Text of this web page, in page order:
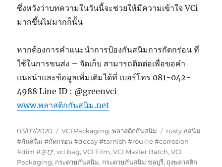
ซึ่งหวังว่าบทความในวันนี้จะช่วยให้มีความเข้าใจ VCi
มากขึ้นไม่มากก็นั้น
หากต้องการคำแนะนำการป้องกันสนิมการกัดกร่อน ที่
ใช้ในการขนส่ง – จัดเก็บ สามารถติดต่อเพื่อขอคำ
แนะนำและข้อมูลเพิ่มเติมได้ที่ เบอร์โทร 081-042-
4988 Line ID : @greenvci
www.พลาสติกกันสนิม.net
Posted
on
03/07/2020 Categories
VCI Packaging,พลาสติกกันสนิม Tags
rusty #สนิม
#กันสนิม #กัดกร่อน #decay #tarnish #rouille #corrosion
#dim #さび,vci bag,VCI Film,VCI Master Batch,VCI
Packaging, กระดาษกันสนิม, กระดาษกันสนิม ชลบุรี, ถุงพลาสติก